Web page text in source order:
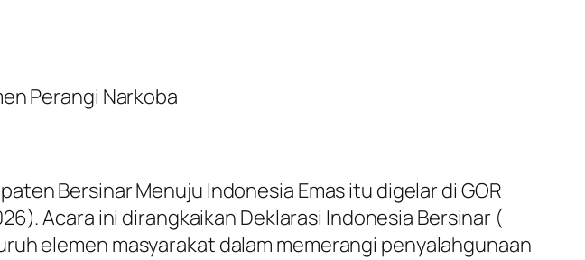
Perangi Narkoba
Bersinar Menuju Indonesia Emas itu digelar di GOR
Acara ini dirangkaikan Deklarasi Indonesia Bersinar (
elemen masyarakat dalam memerangi penyalahgunaan